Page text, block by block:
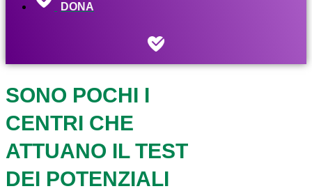
DONA
SONO POCHI I
CENTRI CHE
ATTUANO IL TEST
DEI POTENZIALI